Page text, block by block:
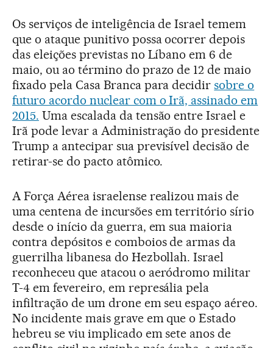
Os serviços de inteligência de Israel temem
que o ataque punitivo possa ocorrer depois
das eleições previstas no Líbano em 6 de
maio, ou ao término do prazo de 12 de maio
fixado pela Casa Branca para decidirsobre o
futuro acordo nuclear com o Irã, assinado em
2015. Uma escalada da tensão entre Israel e
Irã pode levar a Administração do presidente
Trump a antecipar sua previsível decisão de
retirar-se do pacto atômico.
A Força Aérea israelense realizou mais de
uma centena de incursões em território sírio
desde o início da guerra, em sua maioria
contra depósitos e comboios de armas da
guerrilha libanesa do Hezbollah. Israel
reconheceu que atacou o aeródromo militar
T-4 em fevereiro, em represália pela
infiltração de um drone em seu espaço aéreo.
No incidente mais grave em que o Estado
hebreu se viu implicado em sete anos de